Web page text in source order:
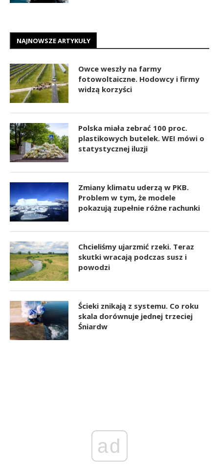
NAJNOWSZE ARTYKUŁY
Owce weszły na farmy
fotowoltaiczne. Hodowcy i firmy
widzą korzyści
Polska miała zebrać 100 proc.
plastikowych butelek. WEI mówi o
statystycznej iluzji
Zmiany klimatu uderzą w PKB.
Problem w tym, że modele
pokazują zupełnie różne rachunki
Chcieliśmy ujarzmić rzeki. Teraz
skutki wracają podczas susz i
powodzi
Ścieki znikają z systemu. Co roku
skala dorównuje jednej trzeciej
Śniardw
ad